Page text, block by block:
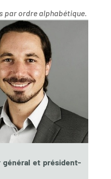
par ordre alphabétique.
général et président-